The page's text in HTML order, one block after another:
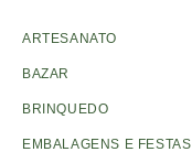
ARTESANATO
BAZAR
BRINQUEDO
EMBALAGENS E FESTAS